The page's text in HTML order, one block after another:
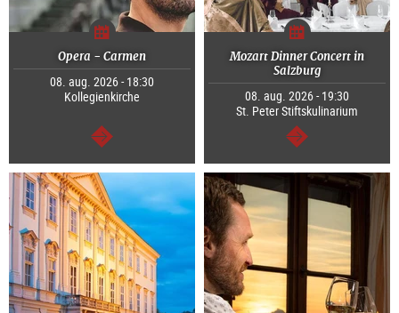
Opera - Carmen
08. aug. 2026 - 18:30
Kollegienkirche
Tovább
Mozart Dinner Concert in
Salzburg
08. aug. 2026 - 19:30
St. Peter Stiftskulinarium
Tovább